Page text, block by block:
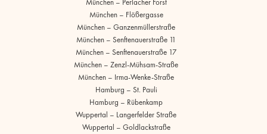
München – Perlacher Forst
München – Flößergasse
München – Ganzenmüllerstraße
München – Senftenauerstraße 11
München – Senftenauerstraße 17
München – Zenzl-Mühsam-Straße
München – Irma-Wenke-Straße
Hamburg – St. Pauli
Hamburg – Rübenkamp
Wuppertal – Langerfelder Straße
Wuppertal – Goldlackstraße